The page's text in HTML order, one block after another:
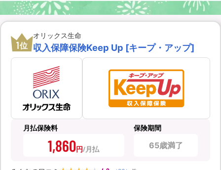
1位
オリックス生命
収入保障保険Keep Up [キープ・アップ]
月払保険料
1,860円
保険期間
65歳満了